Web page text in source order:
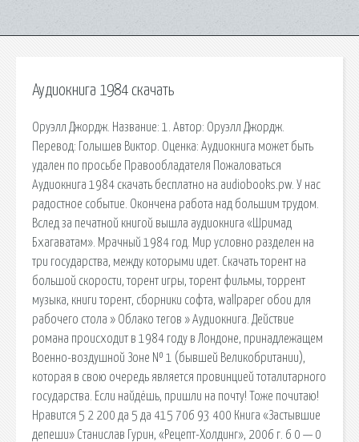
Аудиокнига 1984 скачать
Оруэлл Джордж. Название: 1. Автор: Оруэлл Джордж.
Перевод: Голышев Виктор. Оценка: Аудиокнига может быть
удален по просьбе Правообладателя Пожаловаться
Аудиокнига 1984 скачать бесплатно на audiobooks.pw. У нас
радостное событие. Окончена работа над большим трудом.
Вслед за печатной книгой вышла аудиокнига «Шримад
Бхагаватам». Мрачный 1984 год. Мир условно разделен на
три государства, между которыми идет. Скачать торент на
большой скорости, торент игры, торент фильмы, торрент
музыка, книги торент, сборники софта, wallpaper обои для
рабочего стола » Облако тегов » Аудиокнига. Действие
романа происходит в 1984 году в Лондоне, принадлежащем
Военно-воздушной Зоне № 1 (бывшей Великобритании),
которая в свою очередь является провинцией тоталитарного
государства. Если найдёшь, пришли на почту! Тоже почитаю!
Нравится 5 2 200 да 5 да 415 706 93 400 Книга «Застывшие
депеши» Станислав Гурин, «Рецепт-Холдинг», 2006 г. 6 0 — 0